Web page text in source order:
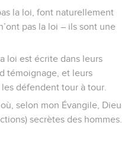
la loi, font naturellement
pas la loi – ils sont une
loi est écrite dans leurs
témoignage, et leurs
défendent tour à tour.
selon mon Évangile, Dieu
secrètes des hommes.